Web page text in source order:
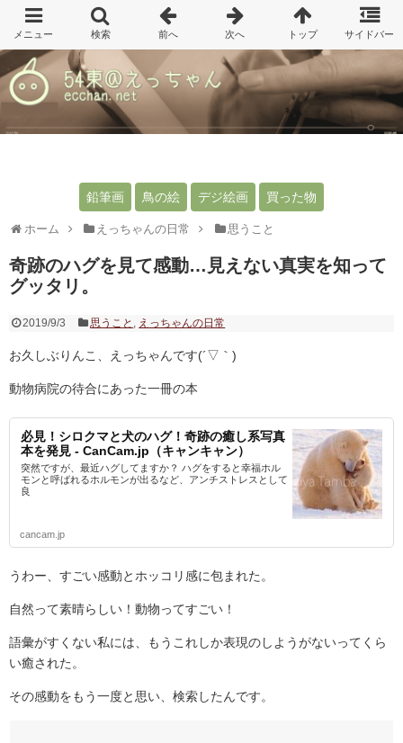
鉛筆画 鳥の絵 デジ絵画 買った物
ホーム えっちゃんの日常 思うこと
奇跡のハグを見て感動…見えない真実を知って
グッタリ。
2019/9/3 思うこと , えっちゃんの日常
お久しぶりんこ、えっちゃんです(´▽｀)
動物病院の待合にあった一冊の本
必見！シロクマと犬のハグ！奇跡の癒し系写真
本を発見 - CanCam.jp（キャンキャン）
突然ですが、最近ハグしてますか？ ハグをすると幸福ホル
モンと呼ばれるホルモンが出るなど、アンチストレスとして
良
cancam.jp
うわー、すごい感動とホッコリ感に包まれた。
自然って素晴らしい！動物ってすごい！
語彙がすくない私には、もうこれしか表現のしようがないってくら
い癒された。
その感動をもう一度と思い、検索したんです。